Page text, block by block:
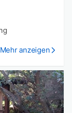
Mehr anzeigen